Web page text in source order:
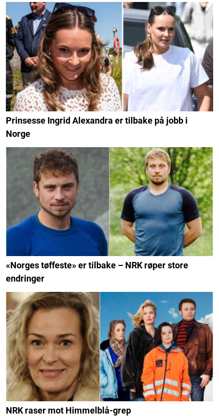
Prinsesse Ingrid Alexandra er tilbake på jobb i
Norge
«Norges tøffeste» er tilbake – NRK røper store
endringer
NRK raser mot Himmelblå-grep